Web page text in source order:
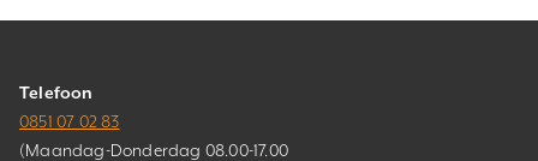
Telefoon
0851 07 02 83
(Maandag-Donderdag 08.00-17.00